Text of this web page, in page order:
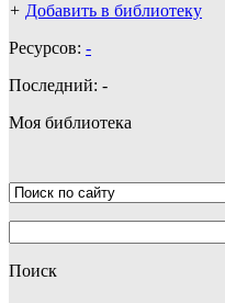
+ Добавить в библиотеку
Ресурсов: -
Последний: -
Моя библиотека
Поиск